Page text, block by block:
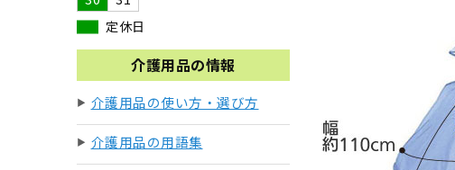
定休日
介護用品の情報
介護用品の使い方・選び方
介護用品の用語集